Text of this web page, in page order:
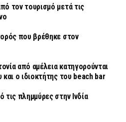
τον τουρισμό μετά τις
που βρέθηκε στον
από αμέλεια κατηγορούνται
και ο ιδιοκτήτης του beach bar
τις πλημμύρες στην Ινδία